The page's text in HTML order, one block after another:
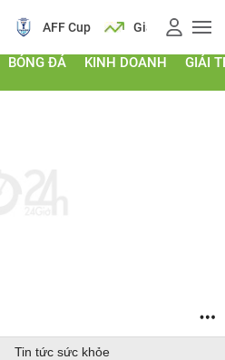
AFF Cup Giá vàng
BÓNG ĐÁ KINH DOANH GIẢI
Tin tức sức khỏe